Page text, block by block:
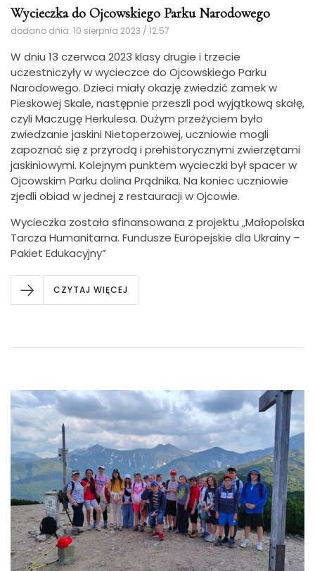
Wycieczka do Ojcowskiego Parku Narodowego
dodano dnia: 10 sierpnia 2023 / 12:57
W dniu 13 czerwca 2023 klasy drugie i trzecie
uczestniczyły w wycieczce do Ojcowskiego Parku
Narodowego. Dzieci miały okazję zwiedzić zamek w
Pieskowej Skale, następnie przeszli pod wyjątkową skałę,
czyli Maczugę Herkulesa. Dużym przeżyciem było
zwiedzanie jaskini Nietoperzowej, uczniowie mogli
zapoznać się z przyrodą i prehistorycznymi zwierzętami
jaskiniowymi. Kolejnym punktem wycieczki był spacer w
Ojcowskim Parku dolina Prądnika. Na koniec uczniowie
zjedli obiad w jednej z restauracji w Ojcowie.
Wycieczka została sfinansowana z projektu „Małopolska
Tarcza Humanitarna. Fundusze Europejskie dla Ukrainy –
Pakiet Edukacyjny”
CZYTAJ WIĘCEJ